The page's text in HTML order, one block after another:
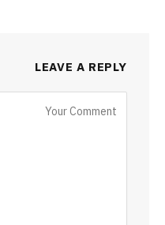
LEAVE A REPLY